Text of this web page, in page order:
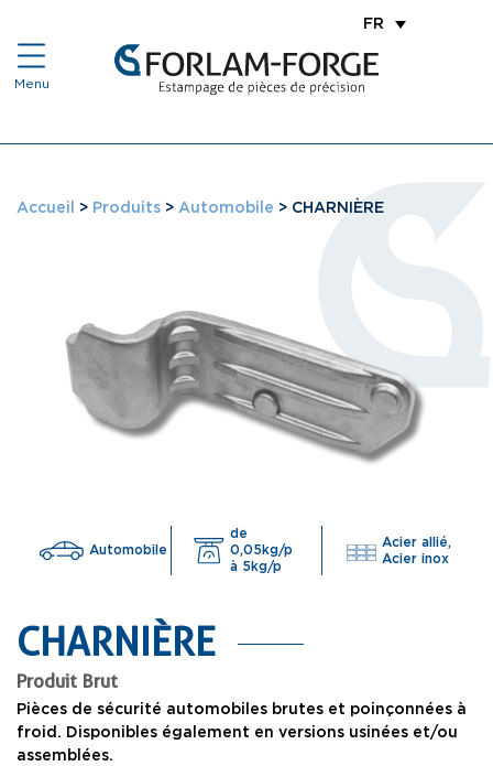
FR
Accueil > Produits > Automobile > CHARNIÈRE
Automobile
de
0,05kg/p
à 5kg/p
Acier allié,
Acier inox
CHARNIÈRE
Produit Brut
Pièces de sécurité automobiles brutes et poinçonnées à
froid. Disponibles également en versions usinées et/ou
assemblées.